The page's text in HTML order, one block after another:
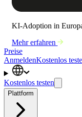
KI-Adoption in
Mehr erfahren
Preise
AnmeldenKostenlos
Kostenlos testen
Plattform